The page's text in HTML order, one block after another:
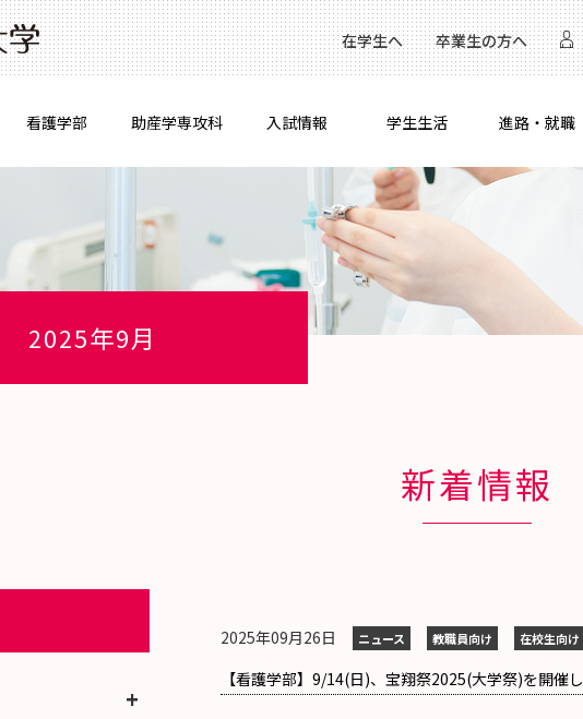
在学生へ 卒業生の方へ
看護学部 助産学専攻科 入試情報 学生生活 進路・就職
2025年9月
新着情報
2025年09月26日 ニュース 教職員向け 在校生向け
【看護学部】9/14(日)、宝翔祭2025(大学祭)を開催し